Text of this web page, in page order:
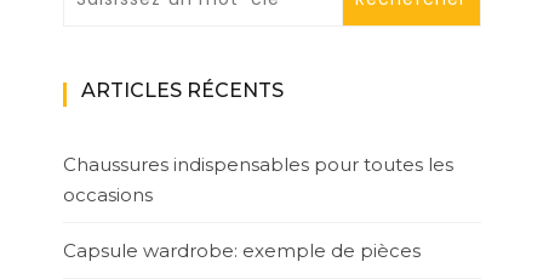
ARTICLES RÉCENTS
Chaussures indispensables pour toutes les
occasions
Capsule wardrobe: exemple de pièces